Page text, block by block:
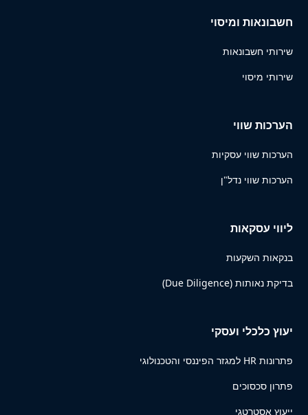
חשבונאות ומיסוי
שירותי חשבונאות
שירותי מיסוי
הערכות שווי
הערכות שווי עסקיות
הערכות שווי נדל"ן
ליווי עסקאות
בנקאות השקעות
בדיקת נאותות (Due Diligence)
יעוץ כלכלי ועסקי
פתרונות HR למגזר הפיננסי והטכנולוגי
פתרון סכסוכים
ייעוץ אסטרטגי